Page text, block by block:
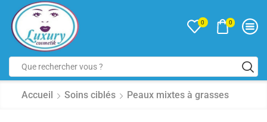
0 0
Accueil Soins ciblés Peaux mixtes à grasses